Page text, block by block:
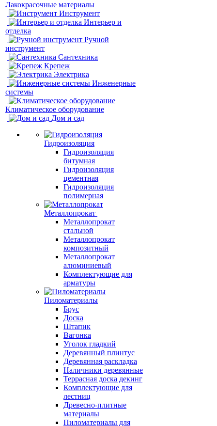
Лакокрасочные материалы
Инструмент
Интерьер и
отделка
Ручной
инструмент
Сантехника
Крепеж
Электрика
Инженерные
системы
Климатическое оборудование
Дом и сад
Гидроизоляция
Гидроизоляция
битумная
Гидроизоляция
цементная
Гидроизоляция
полимерная
Металлопрокат
Металлопрокат
стальной
Металлопрокат
композитный
Металлопрокат
алюминиевый
Комплектующие для
арматуры
Пиломатериалы
Брус
Доска
Штапик
Вагонка
Уголок гладкий
Деревянный плинтус
Деревянная раскладка
Наличники деревянные
Террасная доска декинг
Комплектующие для
лестниц
Древесно-плитные
материалы
Пиломатериалы для